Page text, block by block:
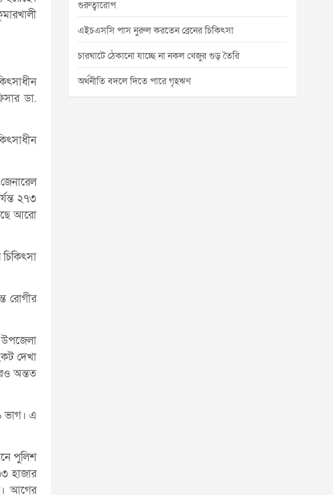
ডা.
২৭৩
আরো
রোগীর
উপজেলা
দেখা
অন্তত
ভাগ। এ
পুলিশ
হাজার
আগের
গুরুত্বারোপ
এইচএসসি পাস নুরুল করতেন ব্রেনের চিকিৎসা
চারঘাটে ঠেকানো যাচ্ছে না নকল খেজুর গুড় তৈরি
অর্থনীতি বদলে দিতে পারে গৃহঋণ